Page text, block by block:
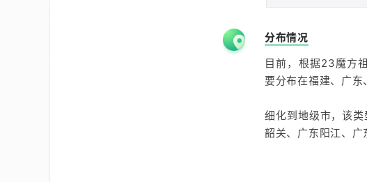
分布情况
目前，根据23魔方
要分布在福建、广东
细化到地级市，该
韶关、广东阳江、广